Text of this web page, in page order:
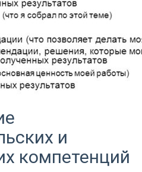
и
компетенций